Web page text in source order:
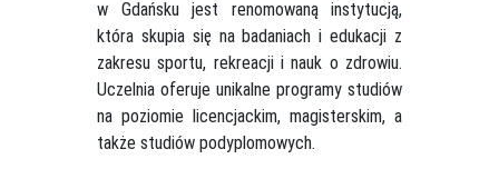
w Gdańsku jest renomowaną instytucją,
która skupia się na badaniach i edukacji z
zakresu sportu, rekreacji i nauk o zdrowiu.
Uczelnia oferuje unikalne programy studiów
na poziomie licencjackim, magisterskim, a
także studiów podyplomowych.